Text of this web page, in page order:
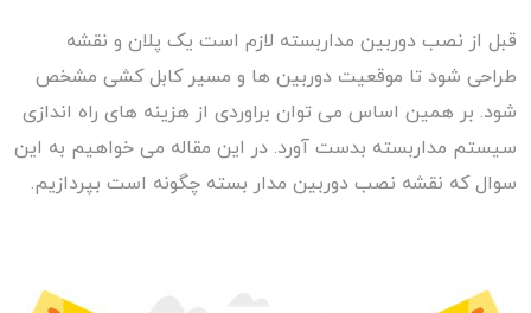
قبل از نصب دوربین مداربسته لازم است یک پلان و نقشه
طراحی شود تا موقعیت دوربین ها و مسیر کابل کشی مشخص
شود. بر همین اساس می توان براوردی از هزینه های راه اندازی
سیستم مداربسته بدست آورد. در این مقاله می خواهیم به این
سوال که نقشه نصب دوربین مدار بسته چگونه است بپردازیم.